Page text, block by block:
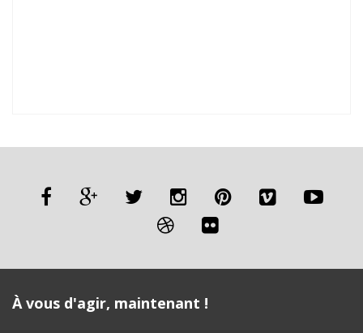
À vous d'agir, maintenant !